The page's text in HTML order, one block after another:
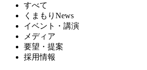
すべて
くまもりNews
イベント・講演
メディア
要望・提案
採用情報